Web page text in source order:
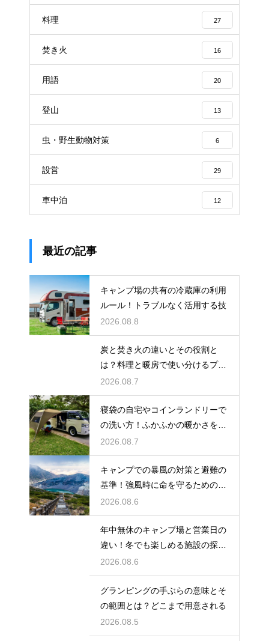
料理 27
焚き火 16
用語 20
登山 13
虫・野生動物対策 6
設営 29
車中泊 12
最近の記事
キャンプ場の共有の冷蔵庫の利用
ルール！トラブルなく活用する技
2026.08.8
炭と焚き火の違いとその役割と
は？料理と暖房で使い分けるプロ
の技
2026.08.7
寝袋の自宅やコインランドリーで
の洗い方！ふかふかの暖かさを復
活させる
2026.08.7
キャンプでの暴風の対策と避難の
基準！強風時に命を守るための行
動
2026.08.6
年中無休のキャンプ場と営業日の
違い！冬でも楽しめる施設の探し
方
2026.08.6
グランピングの手ぶらの意味とそ
の範囲とは？どこまで用意される
2026.08.5